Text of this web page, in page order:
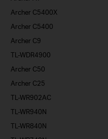
Archer C5400X
Archer C5400
Archer C9
TL-WDR4900
Archer C50
Archer C25
TL-WR902AC
TL-WR940N
TL-WR840N